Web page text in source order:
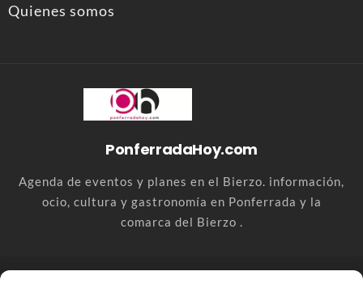
Quienes somos
PonferradaHoy.com
Agenda de eventos y planes en el Bierzo. información,
ocio, cultura y gastronomía en Ponferrada y la
comarca del Bierzo .